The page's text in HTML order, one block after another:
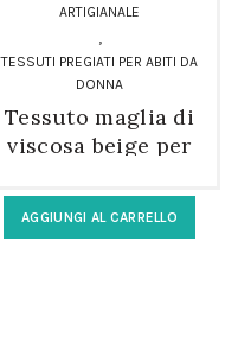
ARTIGIANALE
,
TESSUTI PREGIATI PER ABITI DA
DONNA
Tessuto maglia di
viscosa beige per
artigianale
AGGIUNGI AL CARRELLO